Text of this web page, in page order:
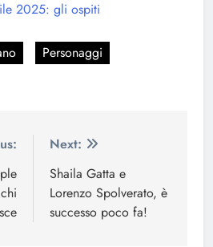
2025: gli ospiti
Personaggi
Next:
Shaila Gatta e
Lorenzo Spolverato, è
successo poco fa!